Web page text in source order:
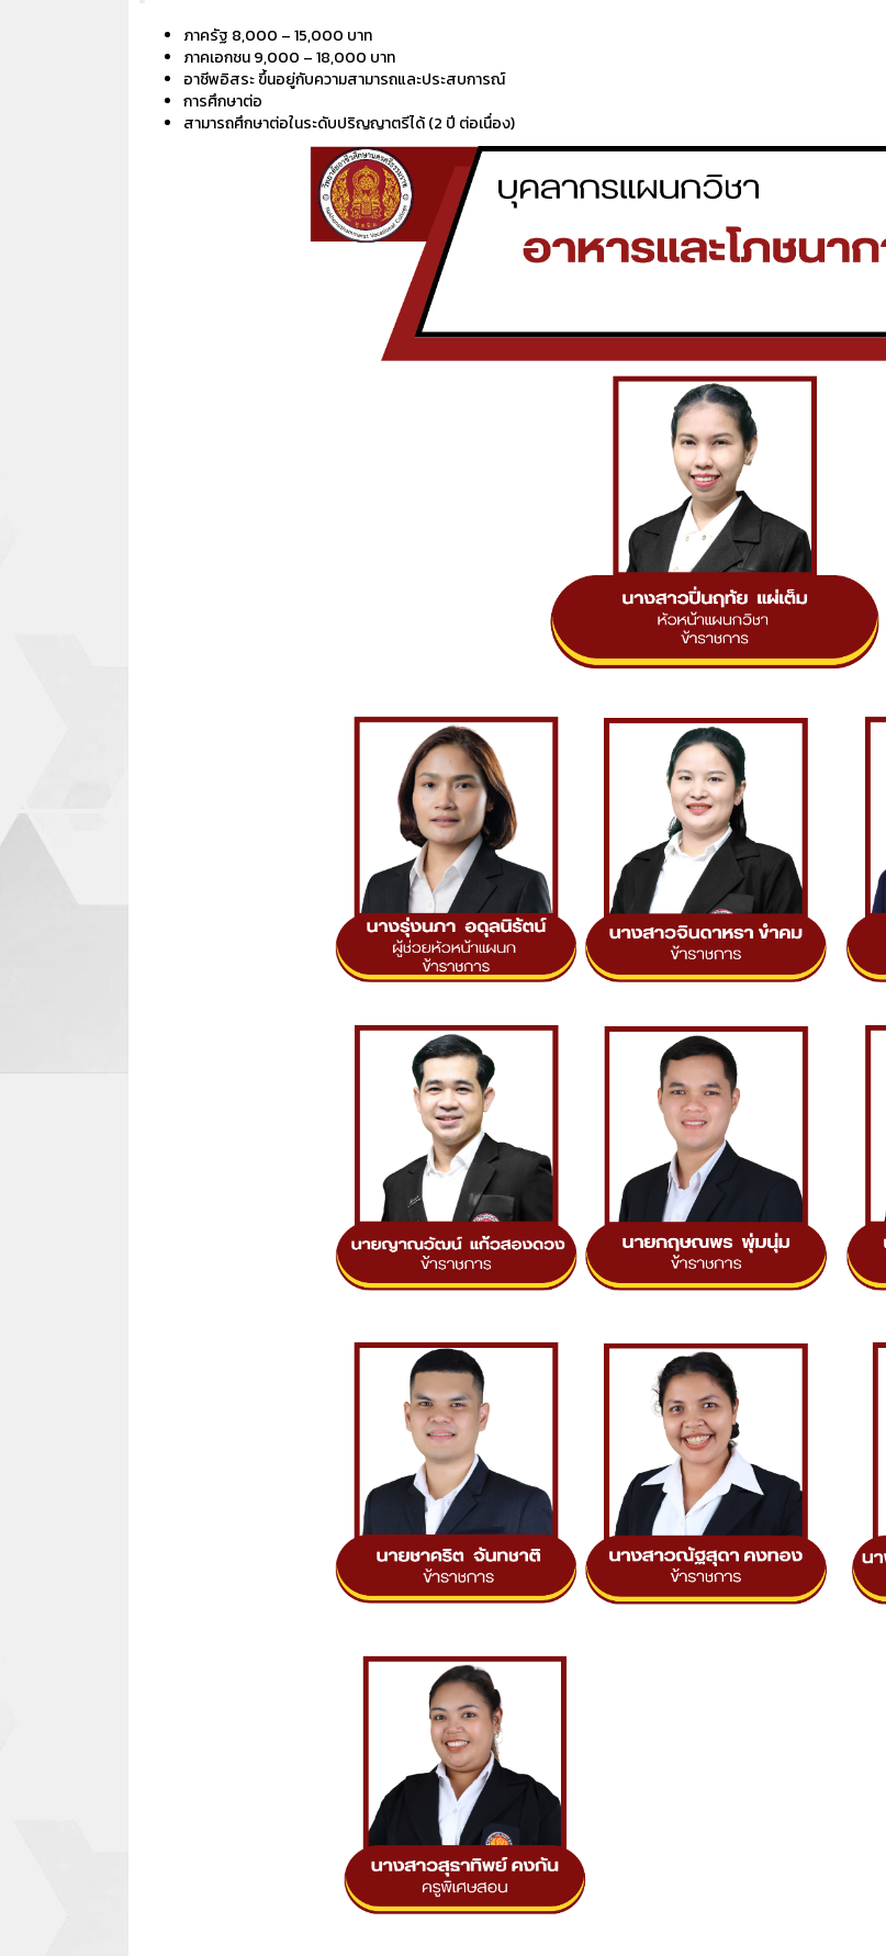
ภาครัฐ 8,000 – 15,000 บาท
ภาคเอกชน 9,000 – 18,000 บาท
อาชีพอิสระ ขึ้นอยู่กับความสามารถและประสบการณ์
การศึกษาต่อ
สามารถศึกษาต่อในระดับปริญญาตรีได้ (2 ปี ต่อเนื่อง)